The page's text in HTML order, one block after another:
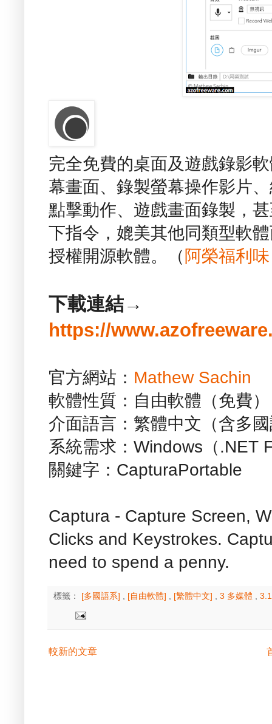
完全免費的桌面及遊戲錄影
幕畫面、錄製螢幕操作影片
點擊動作、遊戲畫面錄製，
下指令，媲美其他同類型軟
授權開源軟體。（ 阿榮福利味
下載連結→
https://
官方網站： Mathew Sachin
軟體性質：自由軟體（免費）
介面語言：繁體中文（含多
系統需求：Windows（.NET
關鍵字：CapturaPortable
Captura - Capture Screen,
Clicks and Keystrokes.
need to spend a penny.
標籤： [多國語系] [自由軟體] [繁體中文] 3 多媒體
較新的文章